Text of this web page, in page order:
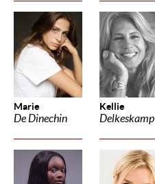
Marie
De Dinechin
Kellie
Delkeskamp